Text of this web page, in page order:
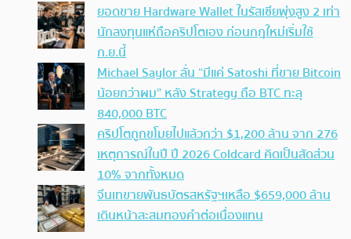
ยอดขาย Hardware Wallet ในรัสเซียพุ่งสูง 2 เท่า
นักลงทุนแห่ถือคริปโตเอง ก่อนกฎใหม่เริ่มใช้
ก.ย.นี้
Michael Saylor ลั่น “มีแค่ Satoshi ที่ขาย Bitcoin
น้อยกว่าผม” หลัง Strategy ถือ BTC ทะลุ
840,000 BTC
คริปโตถูกขโมยไปแล้วกว่า $1,200 ล้าน จาก 276
เหตุการณ์ในปี ปี 2026 Coldcard คิดเป็นสัดส่วน
10% จากทั้งหมด
จีนเทขายพันธบัตรสหรัฐฯเหลือ $659,000 ล้าน
เดินหน้าสะสมทองคำต่อเนื่องแทน